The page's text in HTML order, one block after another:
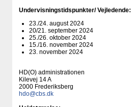
Undervisningstidspunkter/ Vejledende:
23./24. august 2024
20/21. september 2024
25./26. oktober 2024
15./16. november 2024
23. november 2024
HD(O) administrationen
Kilevej 14 A
2000 Frederiksberg
hdo@cbs.dk